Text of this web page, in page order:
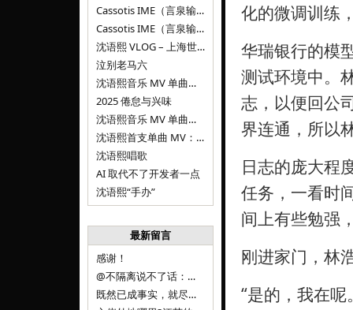
Cassotis IME（言泉输入法）阶段二
Cassotis IME（言泉输入法）
沈语熙 VLOG – 上海世博文化公园双子山
泣别老马六
沈语熙音乐 MV 单曲第三弹：代码与白T恤
2025 倦怠与兴味
沈语熙音乐 MV 单曲第二弹：优雅时间
沈语熙首支单曲 MV：告别的倒影
沈语熙唱歌
AI 取代不了开发者一点
沈语熙“手办”
最新留言
感谢！
@不隔离说不了话：浙江的
既然已成事实，就尽量接受了。 事情未能如愿已是不幸，没必要为此反复纠结来进行不必要的自我惩罚。 之前问过家里的小朋友是否想学编
化的微调训练
华瑞银行的模
测试环境中。
志，以便回公
界连通，所以
日志的庞大程
任务，一看时
间上有些勉强
刚进家门，林
“是的，我在呢